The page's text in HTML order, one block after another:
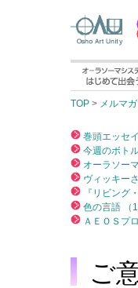
TOP > メルマ
巻頭エッセ
今週のボト
オーラソー
ヴィッキー
『リビング
色の言語 （
ＡＥＯＳプ
ご